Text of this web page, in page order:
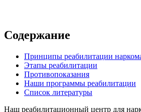
Содержание
Принципы реабилитации
Этапы реабилитации
Противопоказания
Наши программы реабилитации
Список литературы
Наш реабилитационный центр для